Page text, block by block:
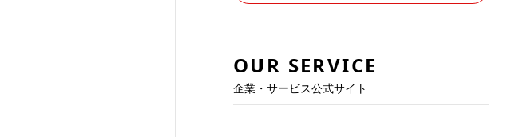
OUR SERVICE
企業・サービス公式サイト